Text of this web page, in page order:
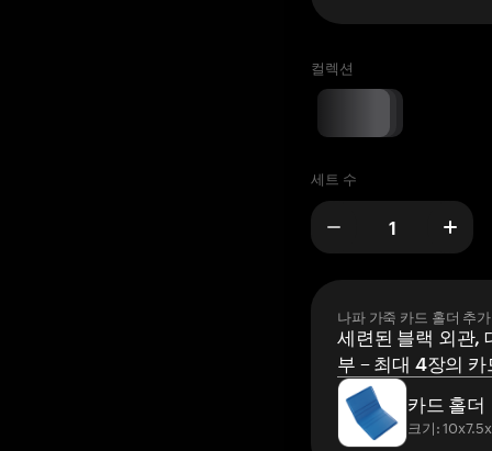
컬렉션
세트 수
나파 가죽 카드 홀더 추가
세련된 블랙 외관,
부 – 최대 4장의
카드 홀더
크기: